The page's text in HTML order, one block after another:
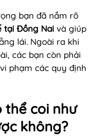
bạn đã nắm rõ
tại Đồng Nai và giúp
lái. Ngoài ra khi
các bạn còn phải
phạm các quy định
thể coi như
không?